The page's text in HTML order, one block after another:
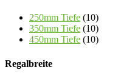
250mm Tiefe (10)
350mm Tiefe (10)
450mm Tiefe (10)
Regalbreite